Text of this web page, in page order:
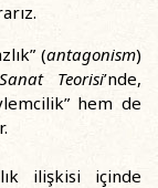
(antagonism)
Teorisi’nde,
hem de
ilişkisi içinde